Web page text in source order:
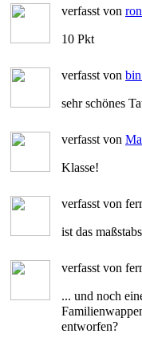
verfasst von
10 Pkt
verfasst von
sehr schönes
verfasst von
Klasse!
verfasst von
ist das
verfasst von
... und noch
entworfen?